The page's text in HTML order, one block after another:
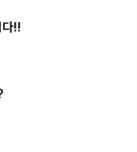
다!!